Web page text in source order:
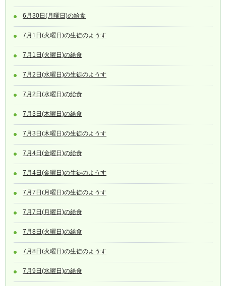
6月30日(月曜日)の給食
7月1日(火曜日)の生徒のようす
7月1日(火曜日)の給食
7月2日(水曜日)の生徒のようす
7月2日(水曜日)の給食
7月3日(木曜日)の給食
7月3日(木曜日)の生徒のようす
7月4日(金曜日)の給食
7月4日(金曜日)の生徒のようす
7月7日(月曜日)の生徒のようす
7月7日(月曜日)の給食
7月8日(火曜日)の給食
7月8日(火曜日)の生徒のようす
7月9日(水曜日)の給食